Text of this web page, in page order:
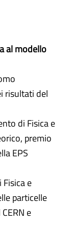
al modello
risultati del
di Fisica e
premio
EPS
e
particelle
e